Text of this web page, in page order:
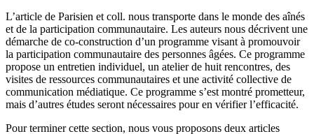
L’article de Parisien et coll. nous transporte dans le monde des aînés
et de la participation communautaire. Les auteurs nous décrivent une
démarche de co-construction d’un programme visant à promouvoir
la participation communautaire des personnes âgées. Ce programme
propose un entretien individuel, un atelier de huit rencontres, des
visites de ressources communautaires et une activité collective de
communication médiatique. Ce programme s’est montré prometteur,
mais d’autres études seront nécessaires pour en vérifier l’efficacité.
Pour terminer cette section, nous vous proposons deux articles